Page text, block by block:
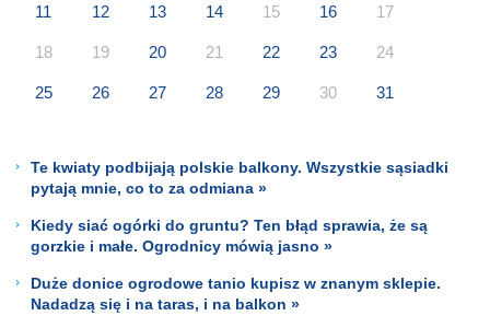
11 12 13 14 15 16 17
18 19 20 21 22 23 24
25 26 27 28 29 30 31
Te kwiaty podbijają polskie balkony. Wszystkie sąsiadki
pytają mnie, co to za odmiana »
Kiedy siać ogórki do gruntu? Ten błąd sprawia, że są
gorzkie i małe. Ogrodnicy mówią jasno »
Duże donice ogrodowe tanio kupisz w znanym sklepie.
Nadadzą się i na taras, i na balkon »